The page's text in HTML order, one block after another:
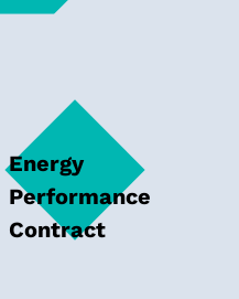
Energy
Performance
Contract